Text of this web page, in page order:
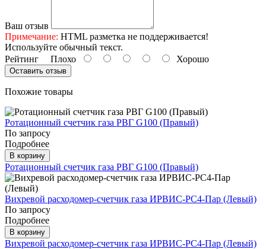
Ваш отзыв
Примечание: HTML разметка не поддерживается!
Используйте обычный текст.
Рейтинг Плохо Хорошо
Оставить отзыв
Похожие товары
Ротационный счетчик газа РВГ G100 (Правый)
По запросу
Подробнее
В корзину
Ротационный счетчик газа РВГ G100 (Правый)
Вихревой расходомер-счетчик газа ИРВИС-РС4-Пар (Левый)
По запросу
Подробнее
В корзину
Вихревой расходомер-счетчик газа ИРВИС-РС4-Пар (Левый)